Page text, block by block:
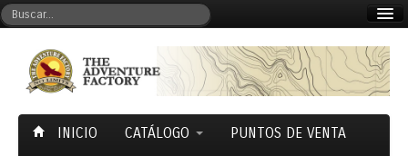
Carrito (0)
INICIO CATÁLOGO PUNTOS DE VENTA